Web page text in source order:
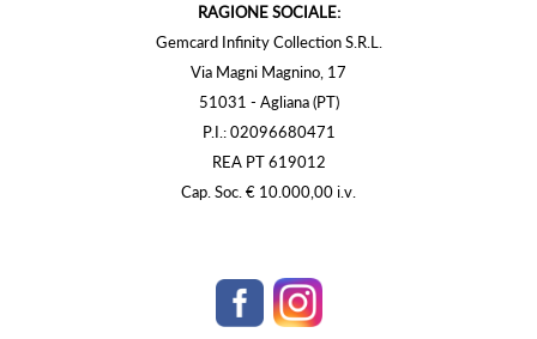
RAGIONE SOCIALE:
Gemcard Infinity Collection S.R.L.
Via Magni Magnino, 17
51031 - Agliana (PT)
P.I.: 02096680471
REA PT 619012
Cap. Soc. € 10.000,00 i.v.